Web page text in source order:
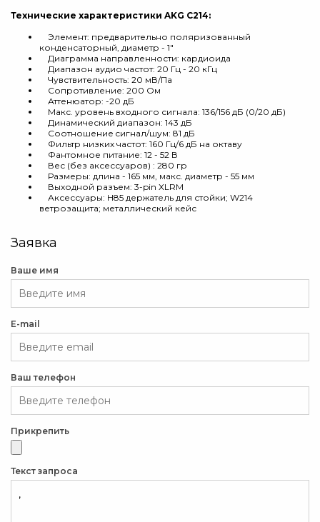
Технические характеристики AKG C214:
Элемент: предварительно поляризованный
конденсаторный, диаметр - 1"
Диаграмма направленности: кардиоида
Диапазон аудио частот: 20 Гц - 20 кГц
Чувствительность: 20 мВ/Па
Сопротивление: 200 Ом
Аттенюатор: -20 дБ
Макс. уровень входного сигнала: 136/156 дБ (0/20 дБ)
Динамический диапазон: 143 дБ
Соотношение cигнал/шум: 81 дБ
Фильтр низких частот: 160 Гц/6 дБ на октаву
Фантомное питание: 12 - 52 В
Вес (без аксессуаров) : 280 гр
Размеры: длина - 165 мм, макс. диаметр - 55 мм
Выходной разъем: 3-pin XLRМ
Аксессуары: H85 держатель для стойки; W214
ветрозащита; металлический кейс
Заявка
Ваше имя
E-mail
Ваш телефон
Прикрепить
Текст запроса